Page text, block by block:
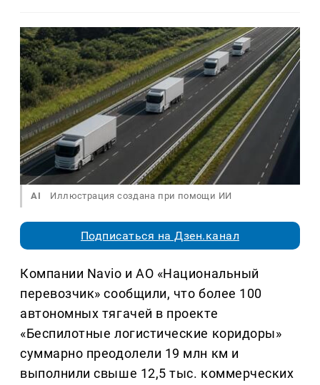
AI Иллюстрация создана при помощи ИИ
Подписаться на Дзен.канал
Компании Navio и АО «Национальный
перевозчик» сообщили, что более 100
автономных тягачей в проекте
«Беспилотные логистические коридоры»
суммарно преодолели 19 млн км и
выполнили свыше 12,5 тыс. коммерческих